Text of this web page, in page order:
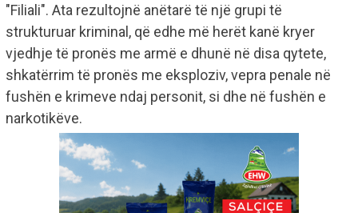
"Filiali". Ata rezultojnë anëtarë të një grupi të
strukturuar kriminal, që edhe më herët kanë kryer
vjedhje të pronës me armë e dhunë në disa qytete,
shkatërrim të pronës me eksploziv, vepra penale në
fushën e krimeve ndaj personit, si dhe në fushën e
narkotikëve.